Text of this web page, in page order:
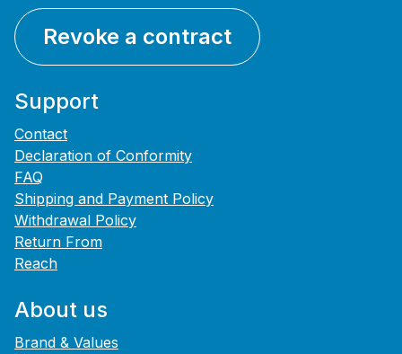
Revoke a contract
Support
Contact
Declaration of Conformity
FAQ
Shipping and Payment Policy
Withdrawal Policy
Return From
Reach
About us
Brand & Values